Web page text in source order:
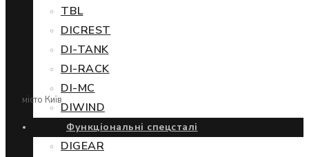
місто Київ
TBL
DICREST
DI-TANK
DI-RACK
DI-MC
DIWIND
Функціональні спецсталі
DIGEAR